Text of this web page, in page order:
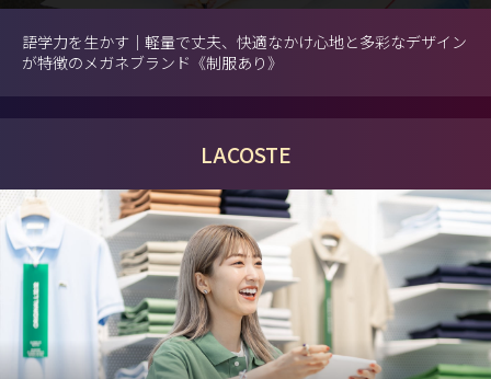
語学力を生かす｜軽量で丈夫、快適なかけ心地と多彩なデザイン
が特徴のメガネブランド《制服あり》
LACOSTE